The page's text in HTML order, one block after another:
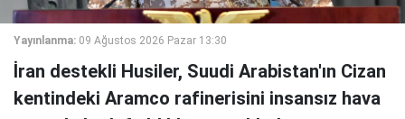
Yayınlanma: 09 Ağustos 2026 Pazar 13:30
İran destekli Husiler, Suudi Arabistan'ın Cizan
kentindeki Aramco rafinerisini insansız hava